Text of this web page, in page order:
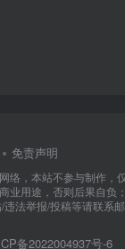
免责声明
络，本站不参与制作
业用途，否则后果自负
违法举报/投稿等请联系
备2022004937号-6